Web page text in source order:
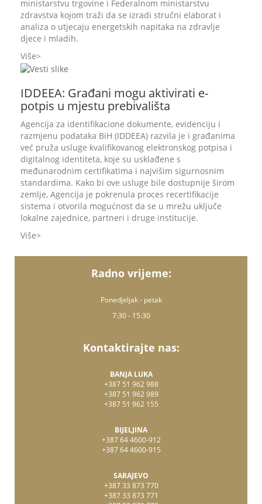
ministarstvu trgovine i Federalnom ministarstvu
zdravstva kojom traži da se izradi stručni elaborat i
analiza o utjecaju energetskih napitaka na zdravlje
djece i mladih.
Više
IDDEEA: Građani mogu aktivirati e-
potpis u mjestu prebivališta
Agencija za identifikacione dokumente, evidenciju i
razmjenu podataka BiH (IDDEEA) razvila je i građanima
već pruža usluge kvalifikovanog elektronskog potpisa i
digitalnog identiteta, koje su usklađene s
međunarodnim certifikatima i najvišim sigurnosnim
standardima. Kako bi ove usluge bile dostupnije širom
zemlje, Agencija je pokrenula proces recertifikacije
sistema i otvorila mogućnost da se u mrežu uključe
lokalne zajednice, partneri i druge institucije.
Više
Radno vrijeme:
Ponedjeljak - petak
7:30 - 15:30
Kontaktirajte nas:
BANJA LUKA
+387 51 962 988
+387 51 962 989
+387 51 962 155
BIJELJINA
+387 64 4600-912
+387 64 4600-915
SARAJEVO
+387 33 873 770
+387 33 873 771